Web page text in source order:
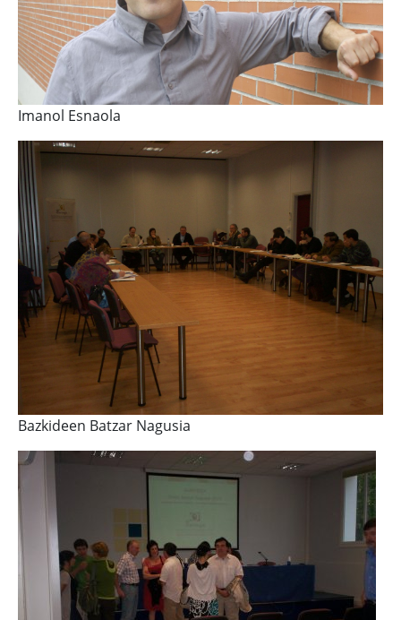
Imanol Esnaola
Bazkideen Batzar Nagusia